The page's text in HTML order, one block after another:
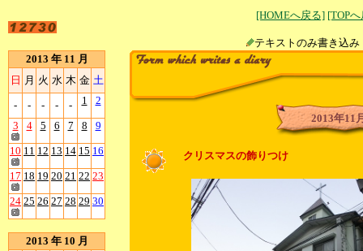
[HOMEへ戻る] [TOP
テキストのみ書
2013 年 11 月
日 月 火 水 木 金 土
- - - - - 1 2
3 4 5 6 7 8 9
10 11 12 13 14 15 16
17 18 19 20 21 22 23
24 25 26 27 28 29 30
2013 年 10 月
2013年11
クリスマスの飾りつけ